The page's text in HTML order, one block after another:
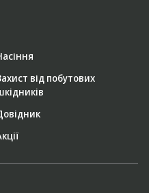
від побутових